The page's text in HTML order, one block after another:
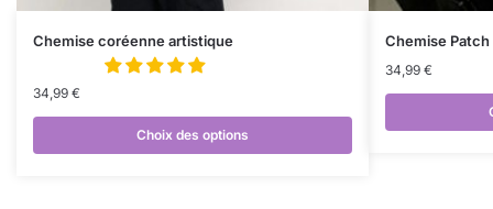
Chemise coréenne artistique
34,99 €
Choix des options
Chemise Patch
34,99 €